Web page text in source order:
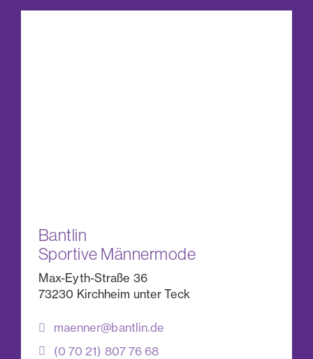
Bantlin
Sportive Männermode
Max-Eyth-Straße 36
73230 Kirchheim unter Teck
maenner@bantlin.de
(0 70 21) 807 76 68